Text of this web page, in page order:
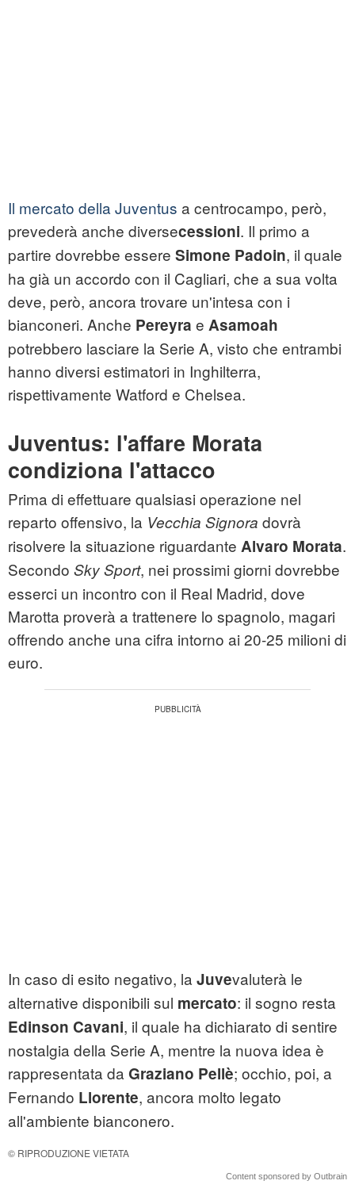
Il mercato della Juventus a centrocampo, però,
prevederà anche diversecessioni. Il primo a
partire dovrebbe essere Simone Padoin, il quale
ha già un accordo con il Cagliari, che a sua volta
deve, però, ancora trovare un'intesa con i
bianconeri. Anche Pereyra e Asamoah
potrebbero lasciare la Serie A, visto che entrambi
hanno diversi estimatori in Inghilterra,
rispettivamente Watford e Chelsea.
Juventus: l'affare Morata
condiziona l'attacco
Prima di effettuare qualsiasi operazione nel
reparto offensivo, la Vecchia Signora dovrà
risolvere la situazione riguardante Alvaro Morata.
Secondo Sky Sport, nei prossimi giorni dovrebbe
esserci un incontro con il Real Madrid, dove
Marotta proverà a trattenere lo spagnolo, magari
offrendo anche una cifra intorno ai 20-25 milioni di
euro.
In caso di esito negativo, la Juvevaluterà le
alternative disponibili sul mercato: il sogno resta
Edinson Cavani, il quale ha dichiarato di sentire
nostalgia della Serie A, mentre la nuova idea è
rappresentata da Graziano Pellè; occhio, poi, a
Fernando Llorente, ancora molto legato
all'ambiente bianconero.
© RIPRODUZIONE VIETATA
Content sponsored by Outbrain